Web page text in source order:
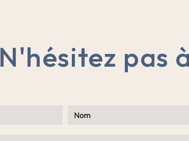
N'hésitez pas